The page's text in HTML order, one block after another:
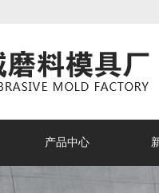
产品中心